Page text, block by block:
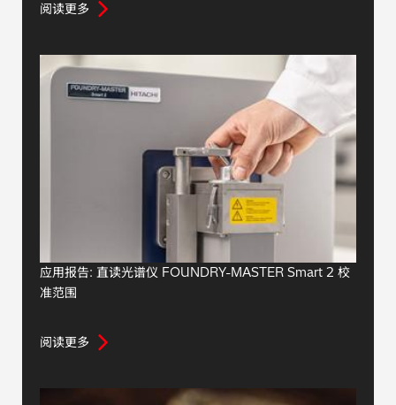
阅读更多
应用报告: 直读光谱仪 FOUNDRY-MASTER Smart 2 校
准范围
阅读更多